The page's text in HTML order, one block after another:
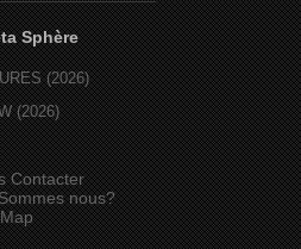
Sphère
(2026)
(2026)
Contacter
nous?